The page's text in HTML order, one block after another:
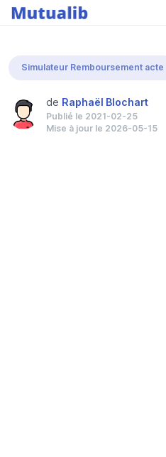
Simulateur Remboursement acte
de Raphaël Blochart
Publié le 2021-02-25
Mise à jour le 2026-05-15